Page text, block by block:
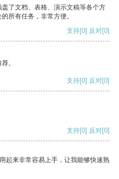
了文档、表格、演示文稿等各个方
所有任务，非常方便。
支持[0] 反对[0]
。
支持[0] 反对[0]
支持[0] 反对[0]
起来非常容易上手，让我能够快速熟